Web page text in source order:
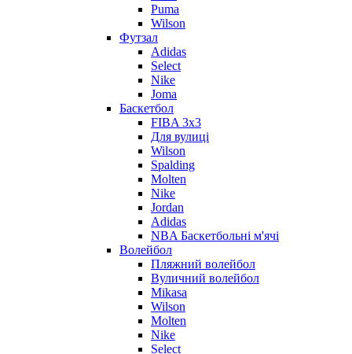
Puma
Wilson
Футзал
Adidas
Select
Nike
Joma
Баскетбол
FIBA 3x3
Для вулиці
Wilson
Spalding
Molten
Nike
Jordan
Adidas
NBA Баскетбольні м'ячі
Волейбол
Пляжний волейбол
Вуличний волейбол
Mikasa
Wilson
Molten
Nike
Select